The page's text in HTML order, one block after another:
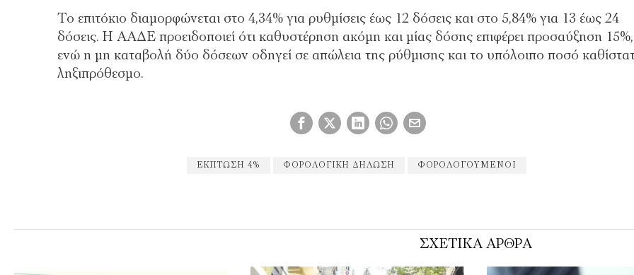
Το επιτόκιο διαμορφώνεται στο 4,34% για ρυθμίσεις έως 12 δόσεις και στο 5,84% για 13 έως 24
δόσεις. Η ΑΑΔΕ προειδοποιεί ότι καθυστέρηση ακόμη και μίας δόσης επιφέρει προσαύξηση 15%,
ενώ η μη καταβολή δύο δόσεων οδηγεί σε απώλεια της ρύθμισης και το υπόλοιπο ποσό
ληξιπρόθεσμο.
ΈΚΠΤΩΣΗ 4% ΦΟΡΟΛΟΓΙΚΗ ΔΗΛΩΣΗ ΦΟΡΟΛΟΓΟΎΜΕΝΟΙ
ΣΧΕΤΙΚΑ ΑΡΘΡΑ